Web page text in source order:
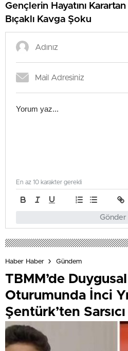
Gençlerin Hayatını
Bıçaklı Kavga Şoku
Gönder
En az 10 karakter gerekli
Haber Haber Gündem
TBMM’de
Oturumunda İnci
Şentürk’ten